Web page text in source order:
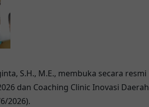
S.H., M.E., membuka secara resmi
dan Coaching Clinic Inovasi Daerah
2026).